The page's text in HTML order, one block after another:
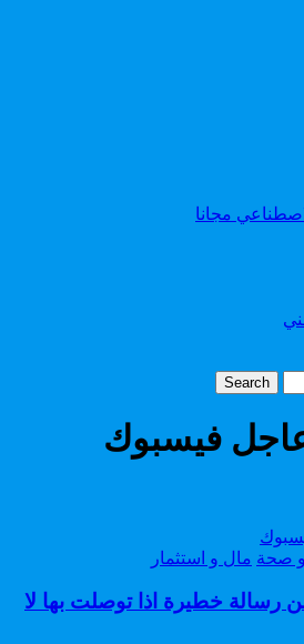
مجانا
فيسبوك
و صحة مال و استثمار
رسالة خطيرة اذا توصلت بها لا